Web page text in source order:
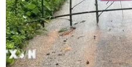
RSS
Ngôn ngữ
Dịch vụ tin